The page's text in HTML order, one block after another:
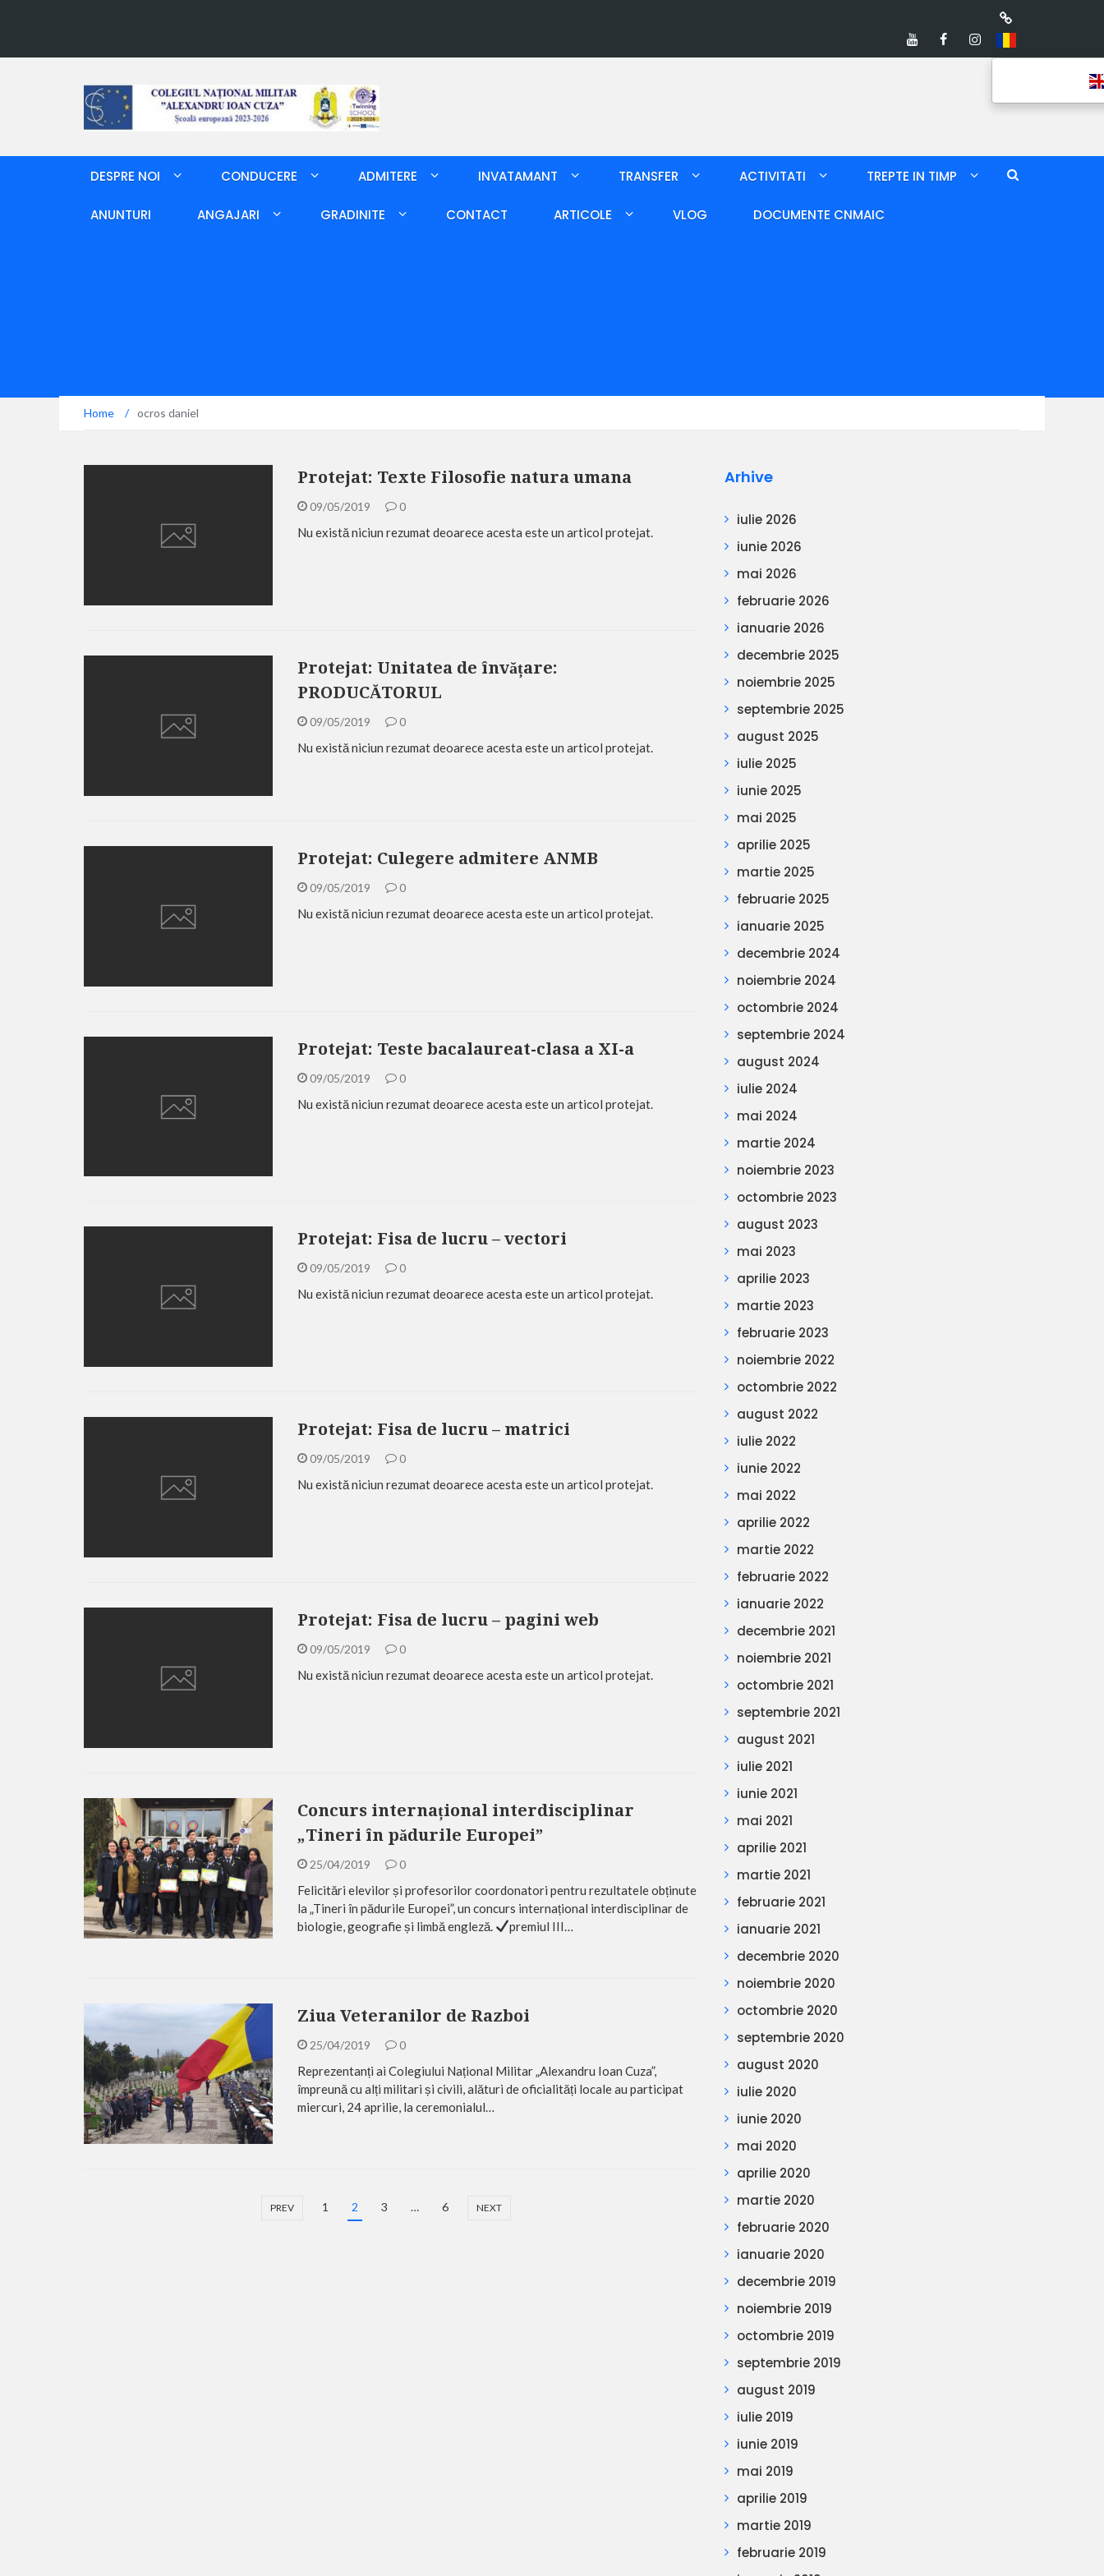
DESPRE NOI CONDUCERE ADMITERE INVATAMANT TRANSFER ACTIVITATI TREPTE IN TIMP
ANUNTURI ANGAJARI GRADINITE CONTACT ARTICOLE VLOG DOCUMENTE CNMAIC
Home / ocros daniel
Protejat: Texte Filosofie natura umana
09/05/2019 0
Nu există niciun rezumat deoarece acesta este un articol protejat.
Protejat: Unitatea de învățare:
PRODUCĂTORUL
09/05/2019 0
Nu există niciun rezumat deoarece acesta este un articol protejat.
Protejat: Culegere admitere ANMB
09/05/2019 0
Nu există niciun rezumat deoarece acesta este un articol protejat.
Protejat: Teste bacalaureat-clasa a XI-a
09/05/2019 0
Nu există niciun rezumat deoarece acesta este un articol protejat.
Protejat: Fisa de lucru – vectori
09/05/2019 0
Nu există niciun rezumat deoarece acesta este un articol protejat.
Protejat: Fisa de lucru – matrici
09/05/2019 0
Nu există niciun rezumat deoarece acesta este un articol protejat.
Protejat: Fisa de lucru – pagini web
09/05/2019 0
Nu există niciun rezumat deoarece acesta este un articol protejat.
Concurs internațional interdisciplinar
„Tineri în pădurile Europei”
25/04/2019 0
Felicitări elevilor și profesorilor coordonatori pentru rezultatele obținute
la „Tineri în pădurile Europei”, un concurs internațional interdisciplinar de
biologie, geografie și limbă engleză.
premiul III…
Ziua Veteranilor de Razboi
25/04/2019 0
Reprezentanți ai Colegiului Național Militar „Alexandru Ioan Cuza”,
împreună cu alți militari și civili, alături de oficialități locale au participat
miercuri, 24 aprilie, la ceremonialul…
PREV 1 2 3 … 6 NEXT
Arhive
iulie 2026
iunie 2026
mai 2026
februarie 2026
ianuarie 2026
decembrie 2025
noiembrie 2025
septembrie 2025
august 2025
iulie 2025
iunie 2025
mai 2025
aprilie 2025
martie 2025
februarie 2025
ianuarie 2025
decembrie 2024
noiembrie 2024
octombrie 2024
septembrie 2024
august 2024
iulie 2024
mai 2024
martie 2024
noiembrie 2023
octombrie 2023
august 2023
mai 2023
aprilie 2023
martie 2023
februarie 2023
noiembrie 2022
octombrie 2022
august 2022
iulie 2022
iunie 2022
mai 2022
aprilie 2022
martie 2022
februarie 2022
ianuarie 2022
decembrie 2021
noiembrie 2021
octombrie 2021
septembrie 2021
august 2021
iulie 2021
iunie 2021
mai 2021
aprilie 2021
martie 2021
februarie 2021
ianuarie 2021
decembrie 2020
noiembrie 2020
octombrie 2020
septembrie 2020
august 2020
iulie 2020
iunie 2020
mai 2020
aprilie 2020
martie 2020
februarie 2020
ianuarie 2020
decembrie 2019
noiembrie 2019
octombrie 2019
septembrie 2019
august 2019
iulie 2019
iunie 2019
mai 2019
aprilie 2019
martie 2019
februarie 2019